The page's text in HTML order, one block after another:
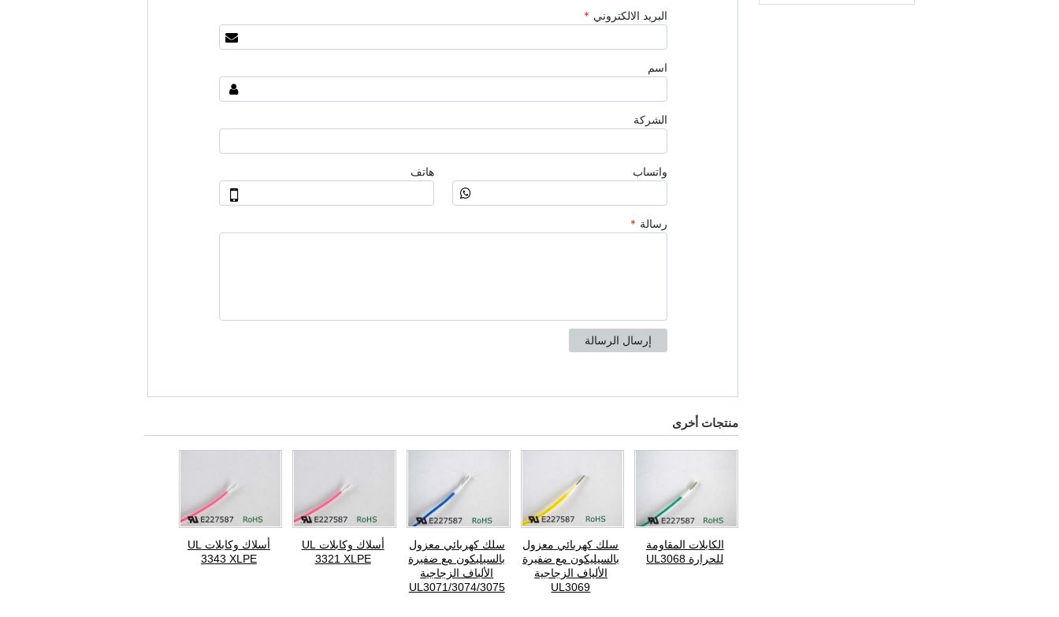
منتجات أخرى
الكابلات المقاومة
للحرارة UL3068
سلك كهربائي معزول
بالسيليكون مع ضفيرة
الألياف الزجاجية
UL3069
سلك كهربائي معزول
بالسيليكون مع ضفيرة
الألياف الزجاجية
UL3071/3074/3075
أسلاك وكابلات UL
3321 XLPE
أسلاك وكابلات UL
3343 XLPE